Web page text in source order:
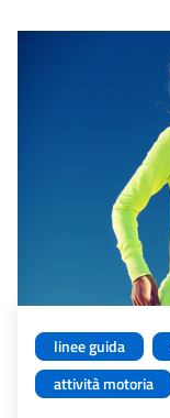
linee guida
attività motoria